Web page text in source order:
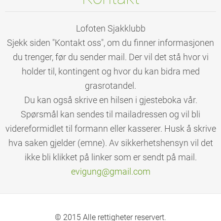
Lofoten Sjakklubb
Sjekk siden "Kontakt oss", om du finner informasjonen
du trenger, før du sender mail. Der vil det stå hvor vi
holder til, kontingent og hvor du kan bidra med
grasrotandel.
Du kan også skrive en hilsen i gjesteboka vår.
Spørsmål kan sendes til mailadressen og vil bli
videreformidlet til formann eller kasserer. Husk å skrive
hva saken gjelder (emne). Av sikkerhetshensyn vil det
ikke bli klikket på linker som er sendt på mail.
evigung@gmail.com
© 2015 Alle rettigheter reservert.